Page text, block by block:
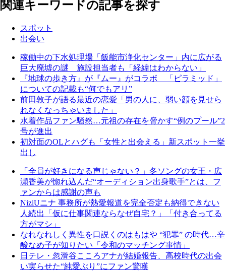
関連キーワードの記事を探す
スポット
出会い
稼働中の下水処理場「飯能市浄化センター」内に広がる
巨大廃墟の謎 施設担当者も「経緯はわからない」
『地球の歩き方』が『ムー』がコラボ 「ピラミッド」
についての記載も“何でもアリ”
前田敦子が語る最近の恋愛「男の人に、弱い顔を見せら
れなくなっちゃいました」
水着作品ファン騒然…元祖の存在を脅かす“例のプール”2
号が進出
初対面のOLとハグも「女性と出会える」新スポット一挙
出し
「全員が好きになる声じゃない？」冬ソングの女王・広
瀬香美が惚れ込んだ“オーディション出身歌手”とは、フ
ァンからは感謝の声も
NiziUニナ 事務所が熱愛報道を完全否定も納得できない
人続出「仮に仕事関連ならなぜ自宅？」「付き合ってる
方がマシ」
なれなれしく異性を口説くのはもはや “犯罪” の時代…辛
酸なめ子が知りたい「令和のマッチング事情」
日テレ・忽滑谷こころアナが結婚報告、高校時代の出会
い実らせた“純愛ぶり”にファン驚嘆